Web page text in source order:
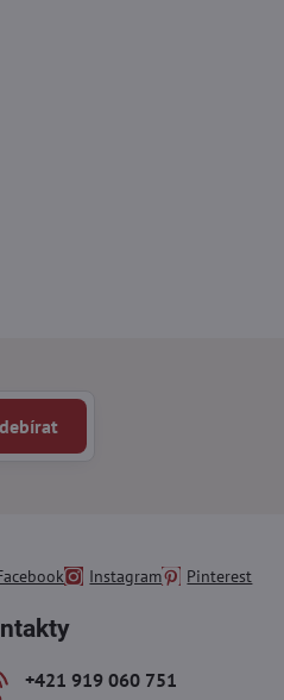
Instagram Pinterest
+421 919 060 751